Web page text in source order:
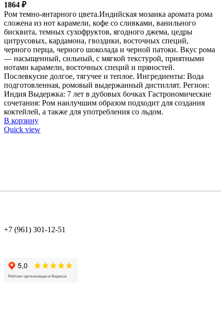
1864 ₽
Ром темно-янтарного цвета.Индийская мозаика аромата рома
сложена из нот карамели, кофе со сливками, ванильного
бисквита, темных сухофруктов, ягодного джема, цедры
цитрусовых, кардамона, гвоздики, восточных специй,
черного перца, черного шоколада и черной патоки. Вкус рома
— насыщенный, сильный, с мягкой текстурой, приятными
нотами карамели, восточных специй и пряностей.
Послевкусие долгое, тягучее и теплое. Ингредиенты: Вода
подготовленная, ромовый выдержанный дистиллят. Регион:
Индия Выдержка: 7 лет в дубовых бочках Гастрономические
сочетания: Ром наилучшим образом подходит для создания
коктейлей, а также для употребления со льдом.
В корзину
Quick view
+7 (961) 301-12-51